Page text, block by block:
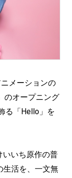
メーションの
のオープニング
る「Hello」を
いいち原作の普
生活を、一文無